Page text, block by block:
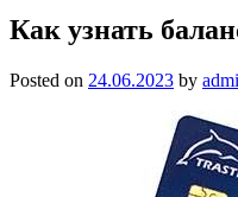
Как узнать
Posted on 24.06.2023 by